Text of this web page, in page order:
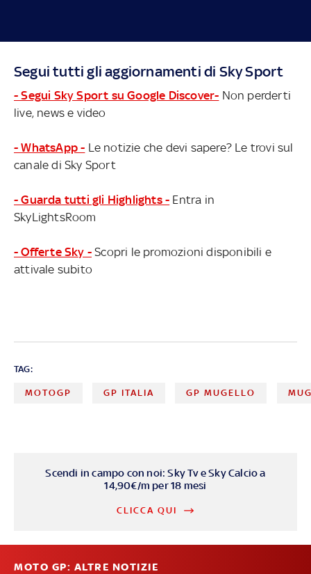
Segui tutti gli aggiornamenti di Sky Sport
- Segui Sky Sport su Google Discover- Non perderti
live, news e video
- WhatsApp - Le notizie che devi sapere? Le trovi sul
canale di Sky Sport
- Guarda tutti gli Highlights - Entra in
SkyLightsRoom
- Offerte Sky - Scopri le promozioni disponibili e
attivale subito
TAG:
MOTOGP GP ITALIA GP MUGELLO
Scendi in campo con noi: Sky Tv e Sky Calcio a
14,90€/m per 18 mesi
CLICCA QUI
MOTO GP: ALTRE NOTIZIE